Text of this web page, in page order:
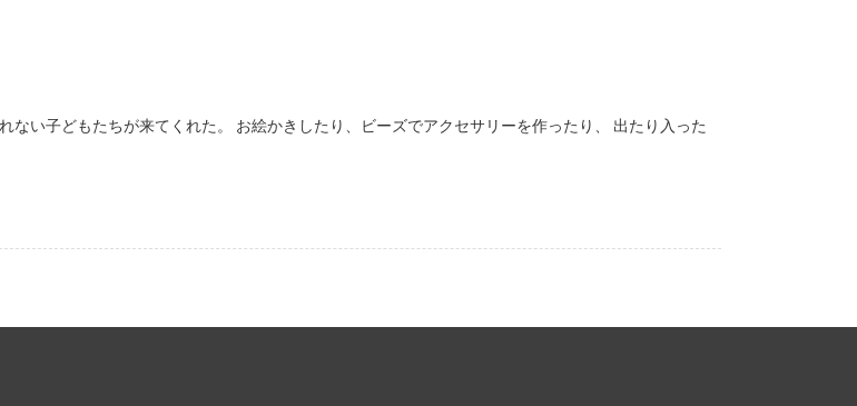
い子どもたちが来てくれた。 お絵かきしたり、ビーズでアクセサリーを作ったり、 出たり入った